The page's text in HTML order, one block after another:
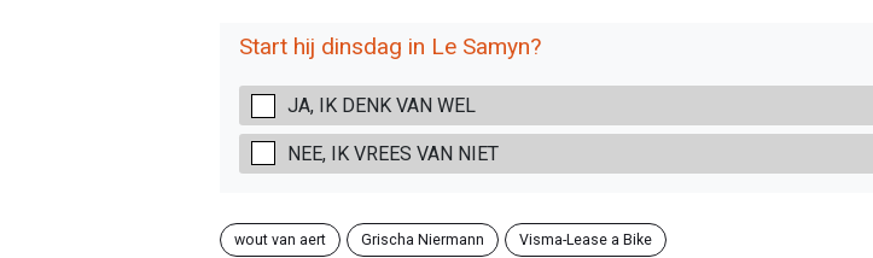
Start hij dinsdag in Le Samyn?
JA, IK DENK VAN WEL
NEE, IK VREES VAN NIET
wout van aert Grischa Niermann Visma-Lease a Bike